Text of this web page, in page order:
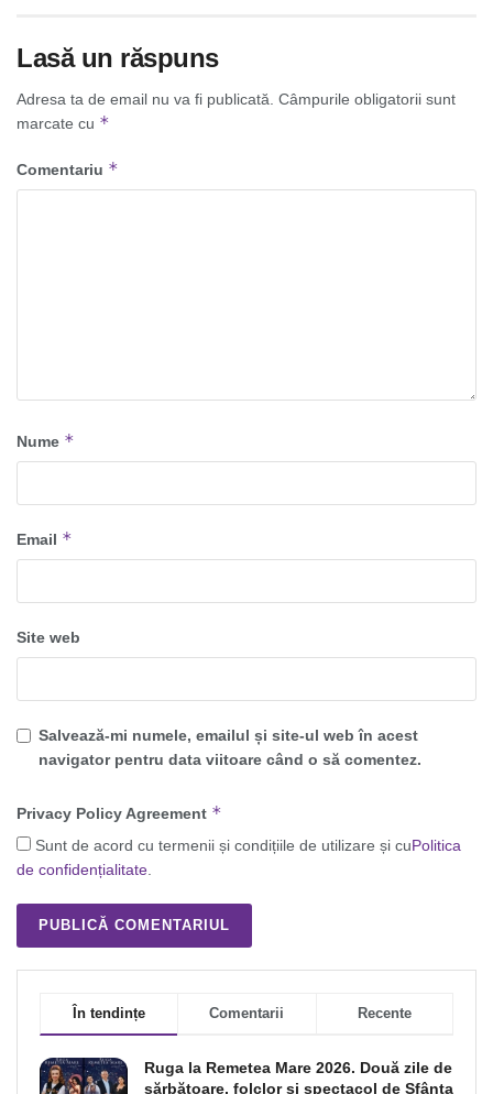
Lasă un răspuns
Adresa ta de email nu va fi publicată. Câmpurile obligatorii sunt
marcate cu *
Comentariu *
Nume *
Email *
Site web
Salvează-mi numele, emailul și site-ul web în acest
navigator pentru data viitoare când o să comentez.
Privacy Policy Agreement *
Sunt de acord cu termenii și condițiile de utilizare și cuPolitica
de confidențialitate.
În tendințe Comentarii Recente
Ruga la Remetea Mare 2026. Două zile de
sărbătoare, folclor și spectacol de Sfânta